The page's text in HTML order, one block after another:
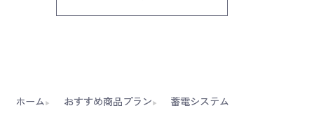
ホーム おすすめ商品プラン 蓄電システム